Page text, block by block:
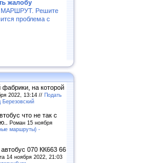
жалобу
МАРШРУТ. Решите
проблема с
на которой
2022, 13:14 // Подать
что не так с
Роман 15 ноября
маршруты) -
070 КК663 66
14 ноября 2022, 21:03